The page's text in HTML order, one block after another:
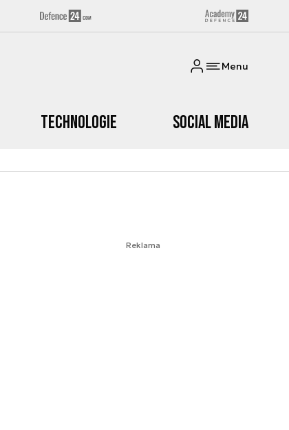
Menu
Technologie Social media
Reklama